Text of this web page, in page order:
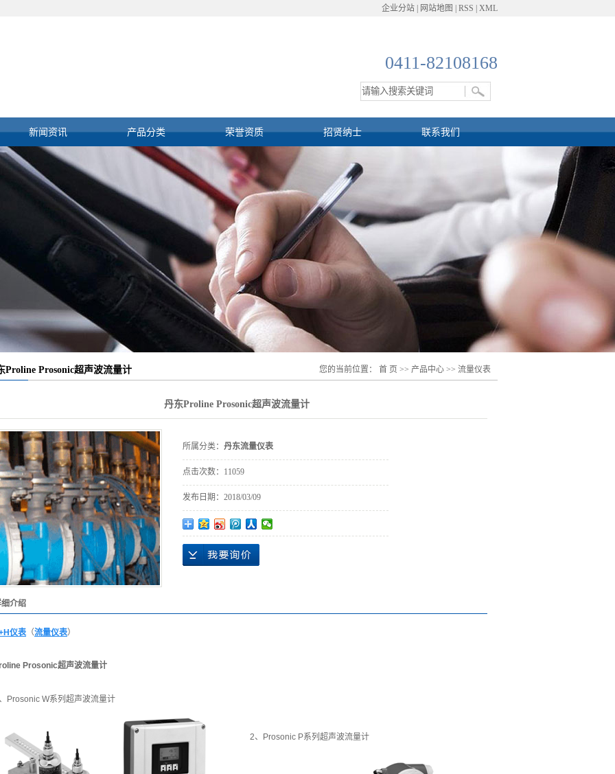
企业分站 网站地图 RSS XML
0411-82108168
新闻资讯
公司新闻
行业新闻
产品分类
丹东E+H仪表
丹东霍尼韦尔卡件
丹东肯纳特执行器
丹东安捷伦色谱仪
丹东罗克韦尔系统
丹东其他进口仪表
荣誉资质 招贤纳士 联系我们
Proline Prosonic超声波流量计 您的当前位置： 首 页 >> 产品中心 >> 流量仪表
丹东Proline Prosonic超声波流量计
所属分类： 丹东流量仪表
点击次数： 11059
发布日期： 2018/03/09
介绍
仪表 （流量仪表）
Prosonic超声波流量计
Prosonic W系列超声波流量计
2、Prosonic P系列超声波流量计